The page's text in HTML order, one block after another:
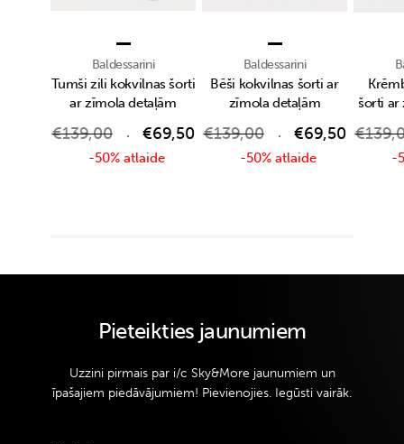
Baldessarini
Tumši zili kokvilnas šorti
ar zīmola detaļām
€139,00 €69,50
-50% atlaide
Baldessarini
Bēši kokvilnas šorti ar
zīmola detaļām
€139,00 €69,50
-50% atlaide
šorti ar
€
-
Pieteikties jaunumiem
Uzzini pirmais par i/c Sky&More jaunumiem un
īpašajiem piedāvājumiem! Pievienojies. Iegūsti vairāk.